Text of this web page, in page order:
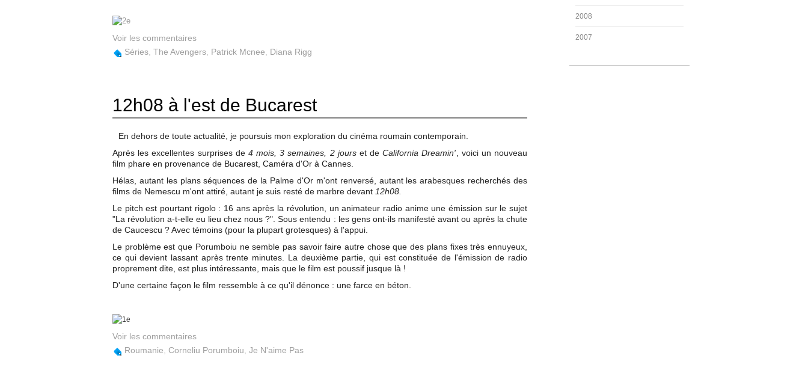
Voir les commentaires
Séries The Avengers Patrick Mcnee Diana Rigg
12h08 à l'est de Bucarest
En dehors de toute actualité, je poursuis mon exploration du cinéma roumain contemporain.
Après les excellentes surprises de 4 mois, 3 semaines, 2 jourset deCalifornia Dreamin' , voici un nouveau
film phare en provenance de Bucarest, Caméra d'Or à Cannes.
Hélas, autant les plans séquences de la Palme d'Or m'ont renversé, autant les arabesques recherchés des
films de Nemescu m'ont attiré, autant je suis resté de marbre devant 12h08.
Le pitch est pourtant rigolo : 16 ans après la révolution, un animateur radio anime une émission sur le sujet
"La révolution a-t-elle eu lieu chez nous ?". Sous entendu : les gens ont-ils manifesté avant ou après la chute
de Caucescu ? Avec témoins (pour la plupart grotesques) à l'appui.
Le problème est que Porumboiu ne semble pas savoir faire autre chose que des plans fixes très ennuyeux,
ce qui devient lassant après trente minutes. La deuxième partie, qui est constituée de l'émission de radio
proprement dite, est plus intéressante, mais que le film est poussif jusque là !
D'une certaine façon le film ressemble à ce qu'il dénonce : une farce en béton.
Voir les commentaires
Roumanie Corneliu Porumboiu Je N'aime Pas
2008
2007